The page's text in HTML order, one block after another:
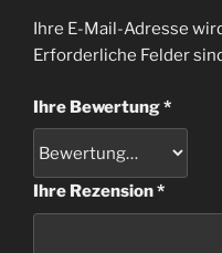
Ihre E-Mail-Adresse
Erforderliche Felder
Ihre Bewertung*
Ihre Rezension*